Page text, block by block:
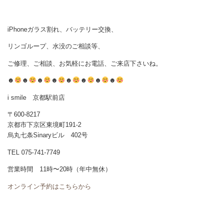
iPhoneガラス割れ、バッテリー交換、
リンゴループ、水没のご相談等、
ご修理、ご相談、お気軽にお電話、ご来店下さいね。
☻ ☻ ☻ ☻ ☻ ☻ ☻ ☻
i smile 京都駅前店
〒600-8217
京都市下京区東境町191-2
烏丸七条Sinaryビル 402号
TEL 075-741-7749
営業時間 11時〜20時（年中無休）
オンライン予約はこちらから